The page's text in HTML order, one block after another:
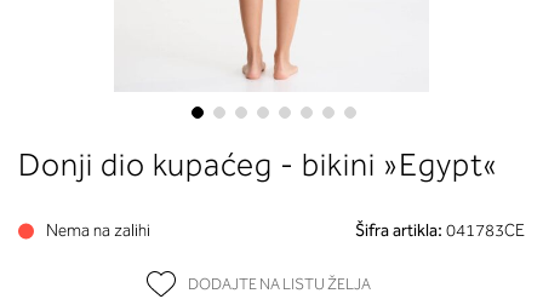
to
beginning
Donji dio kupaćeg - bikini »Egypt«
Nema na zalihi Šifra artikla: 041783CE
DODAJTE NA LISTU ŽELJA